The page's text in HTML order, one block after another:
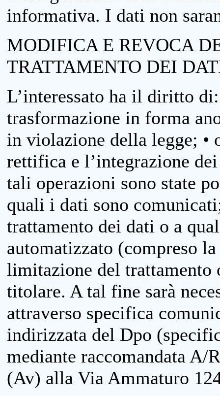
informativa. I dati non
MODIFICA E REVOCA
TRATTAMENTO DEI
L’interessato ha il diritto
trasformazione in forma
in violazione della legge; •
rettifica e l’integrazione
tali operazioni sono state
quali i dati sono
trattamento dei dati o a
automatizzato (compreso
limitazione del trattamento
titolare. A tal fine sarà
attraverso specifica
indirizzata del Dpo
mediante raccomandata
(Av) alla Via Ammaturo